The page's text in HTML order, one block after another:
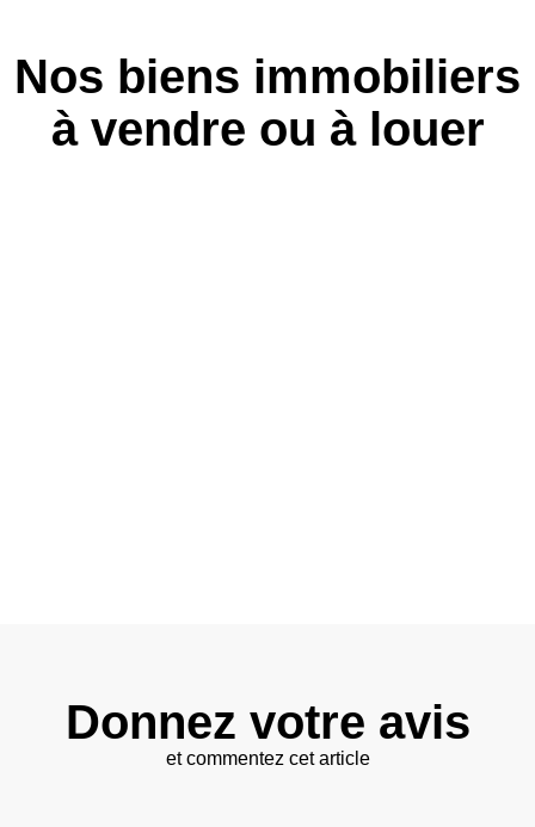
Nos biens immobiliers
à vendre ou à louer
Donnez votre avis
et commentez cet article